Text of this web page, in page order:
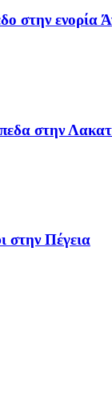
στην ενορία
στην
στην Πέγεια